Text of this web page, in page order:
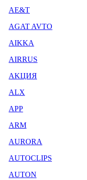
AE&T
AGAT AVTO
AIKKA
AIRRUS
AKЦИЯ
ALX
APP
ARM
AURORA
AUTOCLIPS
AUTON